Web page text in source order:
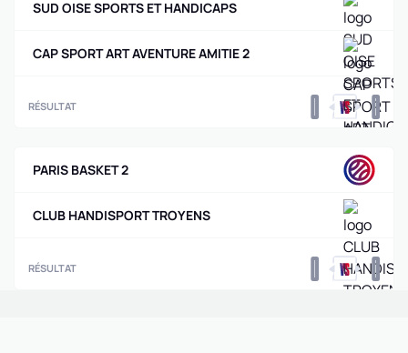
SUD OISE SPORTS ET HANDICAPS
CAP SPORT ART AVENTURE AMITIE 2
RÉSULTAT 0 0
PARIS BASKET 2
CLUB HANDISPORT TROYENS
RÉSULTAT 0 0